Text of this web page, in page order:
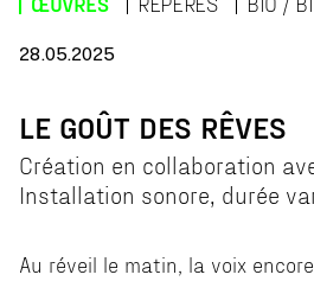
28.05.2025
LE GOÛT DES RÊVES
Création en collaboration
Installation sonore, durée
Au réveil le matin, la voix